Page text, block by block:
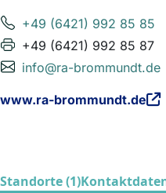
+49 (6421) 992 85 85
+49 (6421) 992 85 87
info@ra-brommundt.de
www.ra-brommundt.de
Standorte (1)